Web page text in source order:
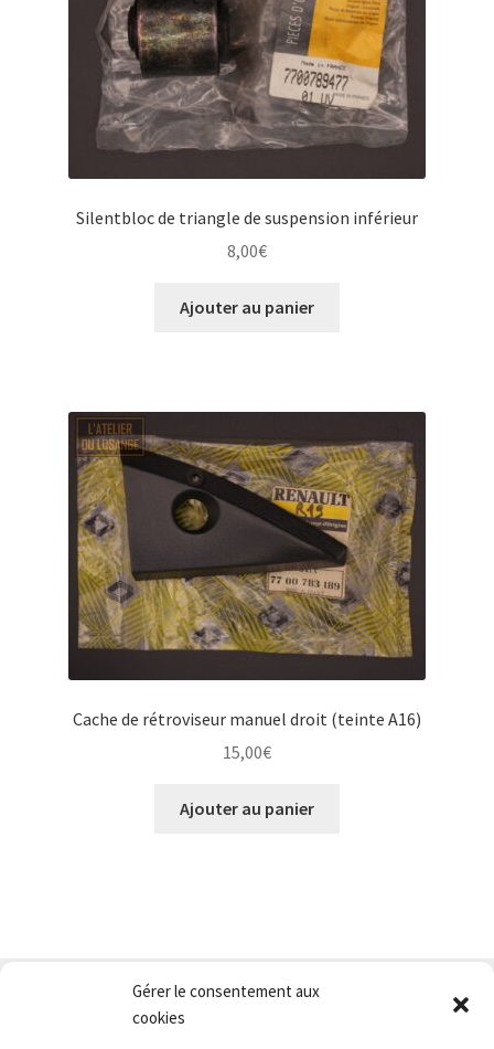
Gérer le consentement aux
cookies
Silentbloc de triangle de suspension inférieur
8,00€
Ajouter au panier
Cache de rétroviseur manuel droit (teinte A16)
15,00€
Ajouter au panier
Nous contacter